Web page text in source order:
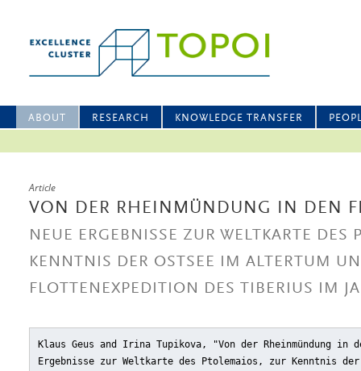
ABOUT RESEARCH KNOWLEDGE TRANSFER
Article
VON DER RHEINMÜNDUNG IN DEN
NEUE ERGEBNISSE ZUR WELTKARTE DES
KENNTNIS DER OSTSEE IM ALTERTUM
FLOTTENEXPEDITION DES TIBERIUS IM
Klaus Geus and Irina Tupikova, "Von der Rheinmündung in
Ergebnisse zur Weltkarte des Ptolemaios, zur Kenntnis